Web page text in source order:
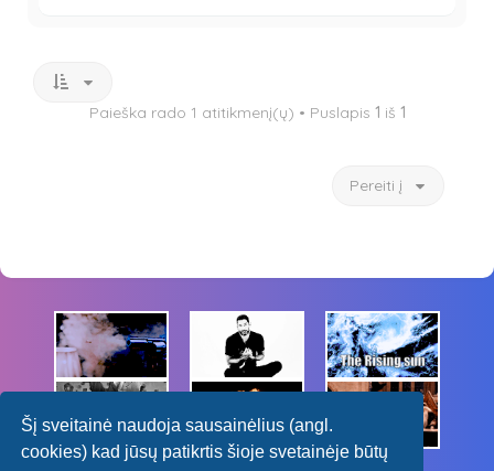
Šį sveitainė naudoja sausainėlius (angl.
cookies) kad jūsų patikrtis šioje svetainėje būtų
Paieška rado 1 atitikmenį(ų) • Puslapis 1 iš 1
Pereiti į